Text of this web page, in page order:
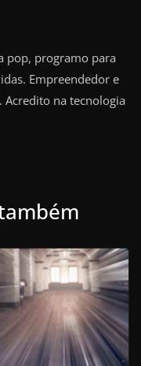
pop, programo para
Empreendedor e
Acredito na tecnologia